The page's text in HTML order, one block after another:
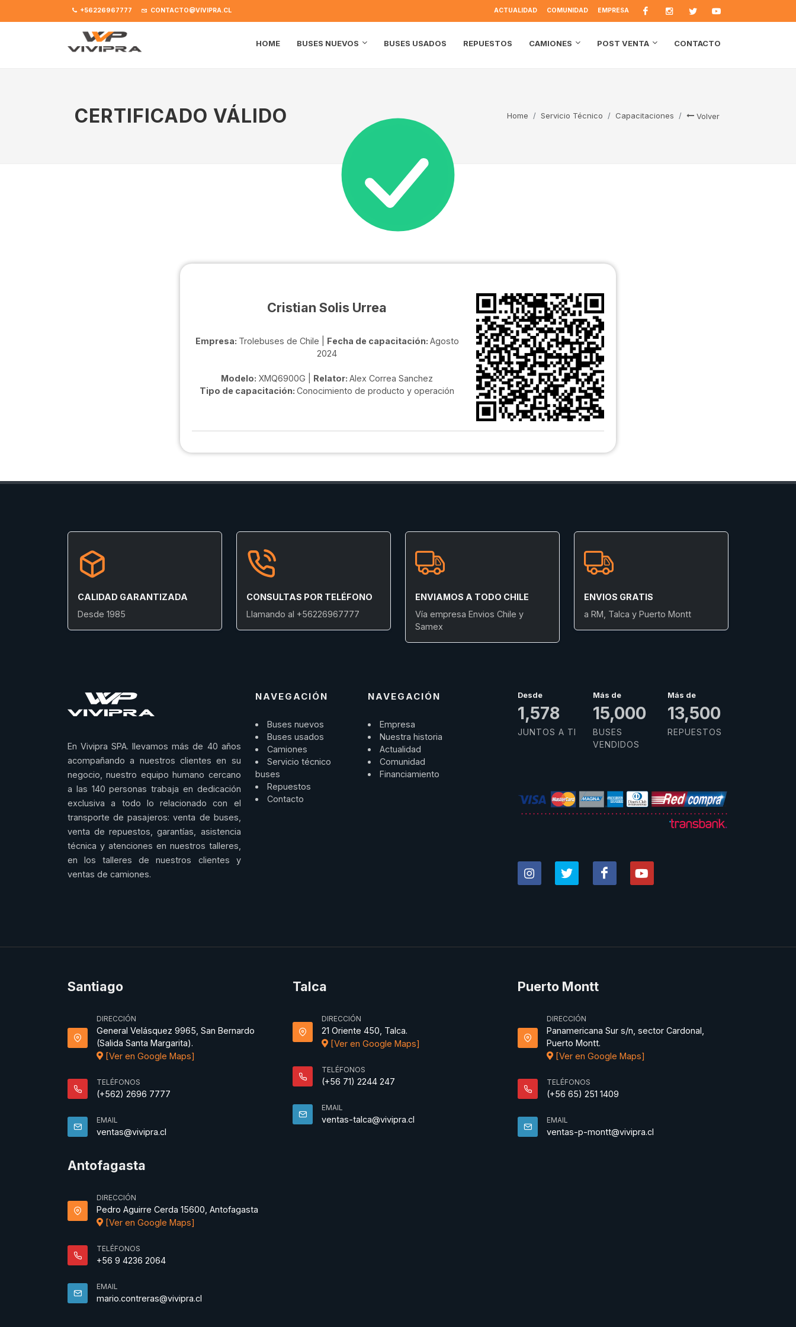
+56226967777 CONTACTO@VIVIPRA.CL ACTUALIDAD COMUNIDAD EMPRESA
HOME BUSES NUEVOS BUSES USADOS REPUESTOS CAMIONES POST VENTA CONTACTO
CERTIFICADO VÁLIDO Home Servicio Técnico Capacitaciones Volver
Cristian Solis Urrea
Empresa: Trolebuses de Chile | Fecha de capacitación: Agosto
2024
Modelo: XMQ6900G | Relator: Alex Correa Sanchez
Tipo de capacitación: Conocimiento de producto y operación
CALIDAD GARANTIZADA
Desde 1985
CONSULTAS POR TELÉFONO
Llamando al +56226967777
ENVIAMOS A TODO CHILE
Vía empresa Envios Chile y
Samex
ENVIOS GRATIS
a RM, Talca y Puerto Montt
En Vivipra SPA. llevamos más de 40 años
acompañando a nuestros clientes en su
negocio, nuestro equipo humano cercano
a las 140 personas trabaja en dedicación
exclusiva a todo lo relacionado con el
transporte de pasajeros: venta de buses,
venta de repuestos, garantías, asistencia
técnica y atenciones en nuestros talleres,
en los talleres de nuestros clientes y
ventas de camiones.
NAVEGACIÓN
Buses nuevos
Buses usados
Camiones
Servicio técnico
buses
Repuestos
Contacto
NAVEGACIÓN
Empresa
Nuestra historia
Actualidad
Comunidad
Financiamiento
Desde
1,832
JUNTOS A TI
Más de
15,000
BUSES
VENDIDOS
Más de
13,500
REPUESTOS
Santiago
DIRECCIÓN
General Velásquez 9965, San Bernardo
(Salida Santa Margarita).
[Ver en Google Maps]
TELÉFONOS
(+562) 2696 7777
EMAIL
ventas@vivipra.cl
Talca
DIRECCIÓN
21 Oriente 450, Talca.
[Ver en Google Maps]
TELÉFONOS
(+56 71) 2244 247
EMAIL
ventas-talca@vivipra.cl
Puerto Montt
DIRECCIÓN
Panamericana Sur s/n, sector Cardonal,
Puerto Montt.
[Ver en Google Maps]
TELÉFONOS
(+56 65) 251 1409
EMAIL
ventas-p-montt@vivipra.cl
Antofagasta
DIRECCIÓN
Pedro Aguirre Cerda 15600, Antofagasta
[Ver en Google Maps]
TELÉFONOS
+56 9 4236 2064
EMAIL
mario.contreras@vivipra.cl